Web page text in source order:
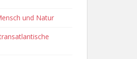
und Natur